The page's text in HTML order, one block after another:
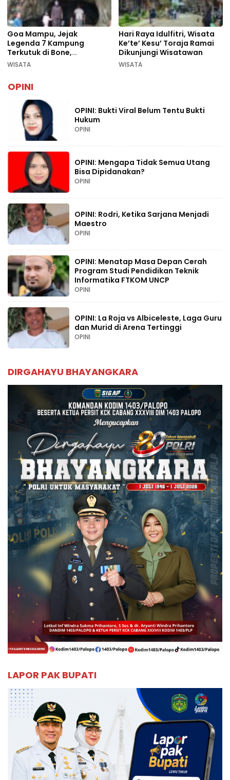
Goa Mampu, Jejak
Legenda 7 Kampung
Terkutuk di Bone,
Rekomendasi Liburan
WISATA
Hari Raya Idulfitri, Wisata
Ke’te’ Kesu’ Toraja Ramai
Dikunjungi Wisatawan
WISATA
OPINI
OPINI: Bukti Viral Belum Tentu Bukti
Hukum
OPINI
OPINI: Mengapa Tidak Semua Utang
Bisa Dipidanakan?
OPINI
OPINI: Rodri, Ketika Sarjana Menjadi
Maestro
OPINI
OPINI: Menatap Masa Depan Cerah
Program Studi Pendidikan Teknik
Informatika FTKOM UNCP
OPINI
OPINI: La Roja vs Albiceleste, Laga Guru
dan Murid di Arena Tertinggi
OPINI
DIRGAHAYU BHAYANGKARA
LAPOR PAK BUPATI